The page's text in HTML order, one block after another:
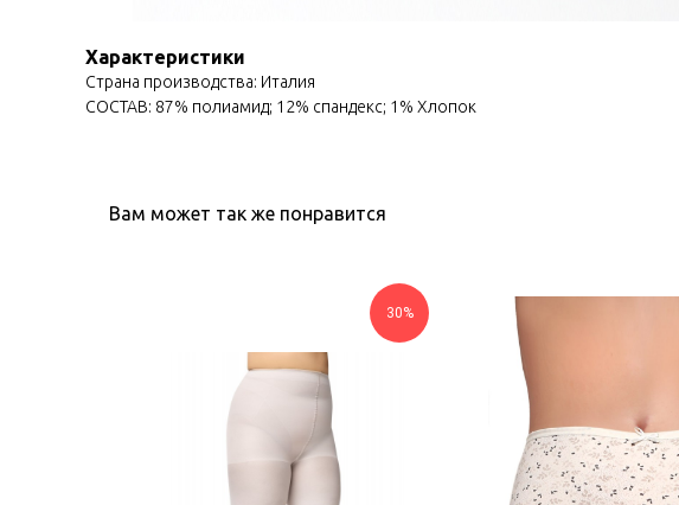
Характеристики
Страна производства: Италия
СОСТАВ: 87% полиамид; 12% спандекс; 1% Хлопок
Вам может так же понравится
30%